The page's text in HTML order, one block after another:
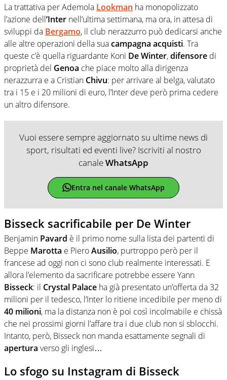
La trattativa per Ademola Lookman ha monopolizzato
l’azione dell’Inter nell’ultima settimana, ma ora, in attesa di
sviluppi da Bergamo, il club nerazzurro può dedicarsi anche
alle altre operazioni della suacampagna acquisti. Tra
queste c’è quella riguardante Koni DeWinter,difensore di
proprietà del Genoa che piace molto alla dirigenza
nerazzurra e a Cristian Chivu: per arrivare al belga, valutato
tra i 15 e i 20 milioni di euro, l’Inter deve però prima cedere
un altro difensore.
Vuoi essere sempre aggiornato su ultime news di
sport, risultati ed eventi live? Iscriviti al nostro
canaleWhatsApp
Entra nel canale WhatsApp
Bisseck sacrificabile per De Winter
Benjamin Pavard è il primo nome sulla lista dei partenti di
Beppe Marotta e PieroAusilio, purtroppo però per il
francese ad oggi non ci sono club realmente interessati. E
allora l’elemento da sacrificare potrebbe essere Yann
Bisseck: il Crystal Palace ha già presentato un’offerta da 32
milioni per il tedesco, l’Inter lo ritiene incedibile per meno di
40 milioni, ma la distanza non è poi così incolmabile e chissà
che nei prossimi giorni l’affare tra i due club non si sblocchi.
Intanto, però, Bisseck non manda esattamente segnali di
apertura verso gli inglesi…
Lo sfogo su Instagram di Bisseck